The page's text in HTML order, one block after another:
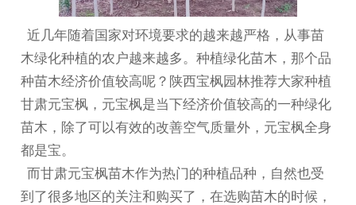
近几年随着国家对环境要求的越来越严格，从事苗
木绿化种植的农户越来越多。种植绿化苗木，那个品
种苗木经济价值较高呢？陕西宝枫园林推荐大家种植
甘肃元宝枫 ，元宝枫是当下经济价值较高的一种绿化
苗木，除了可以有效的改善空气质量外，元宝枫全身
都是宝。
而甘肃元宝枫苗木作为热门的种植品种，自然也受
到了很多地区的关注和购买了，在选购苗木的时候，